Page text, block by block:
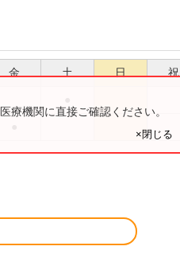
金 土 日 祝
療機関に直接ご確認ください。
×閉じる